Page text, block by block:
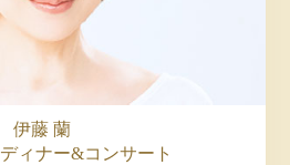
伊藤 蘭
ディナー&コンサート